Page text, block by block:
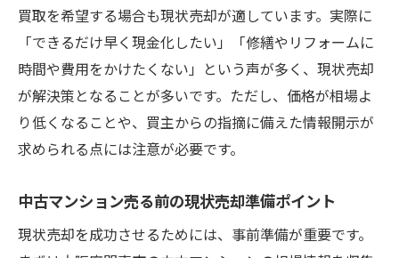
買取を希望する場合も現状売却が適しています。実際に
「できるだけ早く現金化したい」「修繕やリフォームに
時間や費用をかけたくない」という声が多く、現状売却
が解決策となることが多いです。ただし、価格が相場よ
り低くなることや、買主からの指摘に備えた情報開示が
求められる点には注意が必要です。
中古マンション売る前の現状売却準備ポイント
現状売却を成功させるためには、事前準備が重要です。